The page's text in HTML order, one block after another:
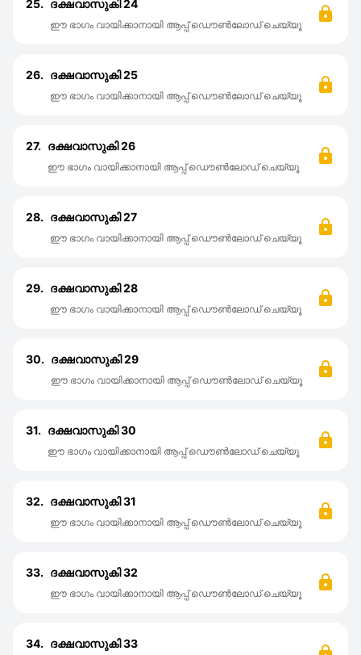
25. ദക്ഷവാസുകി 24
ഈ ഭാഗം വായിക്കാനായി ആപ്പ് ഡൌൺലോഡ് ചെയ്യൂ
26. ദക്ഷവാസുകി 25
ഈ ഭാഗം വായിക്കാനായി ആപ്പ് ഡൌൺലോഡ് ചെയ്യൂ
27. ദക്ഷവാസുകി 26
ഈ ഭാഗം വായിക്കാനായി ആപ്പ് ഡൌൺലോഡ് ചെയ്യൂ
28. ദക്ഷവാസുകി 27
ഈ ഭാഗം വായിക്കാനായി ആപ്പ് ഡൌൺലോഡ് ചെയ്യൂ
29. ദക്ഷവാസുകി 28
ഈ ഭാഗം വായിക്കാനായി ആപ്പ് ഡൌൺലോഡ് ചെയ്യൂ
30. ദക്ഷവാസുകി 29
ഈ ഭാഗം വായിക്കാനായി ആപ്പ് ഡൌൺലോഡ് ചെയ്യൂ
31. ദക്ഷവാസുകി 30
ഈ ഭാഗം വായിക്കാനായി ആപ്പ് ഡൌൺലോഡ് ചെയ്യൂ
32. ദക്ഷവാസുകി 31
ഈ ഭാഗം വായിക്കാനായി ആപ്പ് ഡൌൺലോഡ് ചെയ്യൂ
33. ദക്ഷവാസുകി 32
ഈ ഭാഗം വായിക്കാനായി ആപ്പ് ഡൌൺലോഡ് ചെയ്യൂ
34. ദക്ഷവാസുകി 33